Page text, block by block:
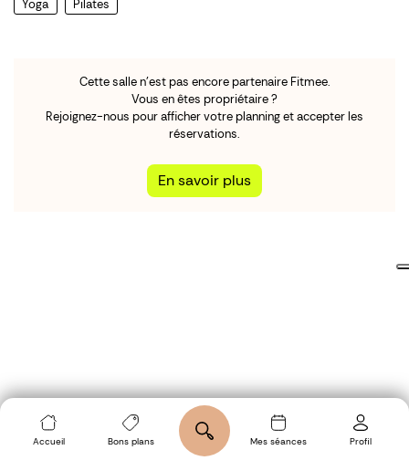
Yoga Pilates
Cette salle n'est pas encore partenaire Fitmee.
Vous en êtes propriétaire ?
Rejoignez-nous pour afficher votre planning et accepter les
réservations.
En savoir plus
Accueil Bons plans Mes séances Profil